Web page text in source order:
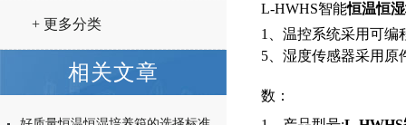
+ 更多分类
相关文章
L-HWHS智能恒温恒
数：